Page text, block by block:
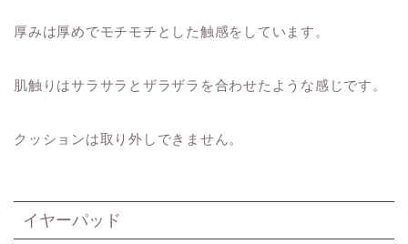
厚みは厚めでモチモチとした触感をしています。
肌触りはサラサラとザラザラを合わせたような感じです。
クッションは取り外しできません。
イヤーパッド